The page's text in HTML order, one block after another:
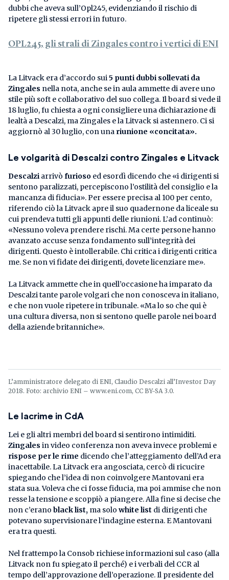
dubbi che aveva sull’Opl245, evidenziando il rischio di
ripetere gli stessi errori in futuro.
OPL245, gli strali di Zingales contro i vertici di ENI
La Litvack era d’accordo sui5 punti dubbi sollevati da
Zingales nella nota, anche se in aula ammette di avere uno
stile più soft e collaborativo del suo collega. Il board si vede il
18 luglio, fu chiesta a ogni consigliere una dichiarazione di
lealtà a Descalzi, ma Zingales e la Litvack si astennero. Ci si
aggiornò al 30 luglio, con una riunione «concitata».
Le volgarità di Descalzi contro Zingales e Litvack
Descalzi arrivò furioso ed esordì dicendo che «i dirigenti si
sentono paralizzati, percepiscono l’ostilità del consiglio e la
mancanza di fiducia». Per essere precisa al 100 per cento,
riferendo ciò la Litvack apre il suo quadernone da liceale su
cui prendeva tutti gli appunti delle riunioni. L’ad continuò:
«Nessuno voleva prendere rischi. Ma certe persone hanno
avanzato accuse senza fondamento sull’integrità dei
dirigenti. Questo è intollerabile. Chi critica i dirigenti critica
me. Se non vi fidate dei dirigenti, dovete licenziare me».
La Litvack ammette che in quell’occasione ha imparato da
Descalzi tante parole volgari che non conosceva in italiano,
e che non vuole ripetere in tribunale. «Ma lo so che qui è
una cultura diversa, non si sentono quelle parole nei board
della aziende britanniche».
L’amministratore delegato di ENI, Claudio Descalzi all’Investor Day
2018. Foto: archivio ENI – www.eni.com, CC BY-SA 3.0.
Le lacrime in CdA
Lei e gli altri membri del board si sentirono intimiditi.
Zingales in video conferenza non aveva invece problemi e
rispose per le rime dicendo che l’atteggiamento dell’Ad era
inacettabile. La Litvack era angosciata, cercò di ricucire
spiegando che l’idea di non coinvolgere Mantovani era
stata sua. Voleva che ci fosse fiducia, ma poi ammise che non
resse la tensione e scoppiò a piangere. Alla fine si decise che
non c’erano black list, ma solo white list di dirigenti che
potevano supervisionare l’indagine esterna. E Mantovani
era tra questi.
Nel frattempo la Consob richiese informazioni sul caso (alla
Litvack non fu spiegato il perché) e i verbali del CCR al
tempo dell’approvazione dell’operazione. Il presidente del